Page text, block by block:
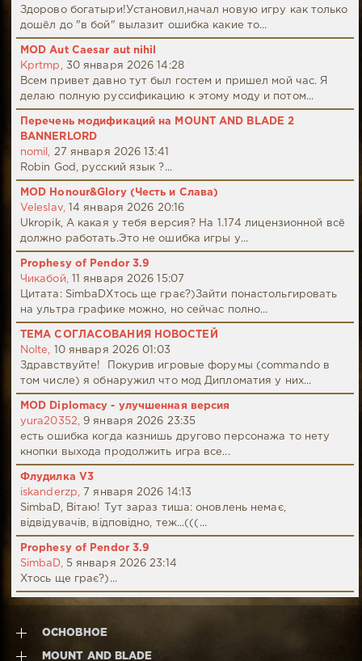
Здорово богатыри!Установил,начал новую игру как только
дошёл до "в бой" вылазит ошибка какие то...
MOD Aut Caesar aut nihil
Kprtmp,
30 января 2026 14:28
Всем привет давно тут был гостем и пришел мой час. Я
делаю полную руссификацию к этому моду и потом...
Перечень модификаций на MOUNT AND BLADE 2
BANNERLORD
nomil,
27 января 2026 13:41
Robin God, русский язык ?...
MOD Honour&Glory (Честь и Слава)
Veleslav,
14 января 2026 20:16
Ukropik, А какая у тебя версия? На 1.174 лицензионной всё
должно работать.Это не ошибка игры у...
Prophesy of Pendor 3.9
Чикабой,
11 января 2026 15:07
Цитата: SimbaDХтось ще грає?)Зайти понастольгировать
на ультра графике можно, но сейчас полно...
ТЕМА СОГЛАСОВАНИЯ НОВОСТЕЙ
Nolte,
10 января 2026 01:03
Здравствуйте! Покурив игровые форумы (commando в
том числе) я обнаружил что мод Дипломатия у них...
MOD Diplomacy - улучшенная версия
yura20352,
9 января 2026 23:35
есть ошибка когда казнишь другово персонажа то нету
кнопки выхода продолжить игра все...
Флудилка V3
iskanderzp,
7 января 2026 14:13
SimbaD, Вітаю! Тут зараз тиша: оновлень немає,
відвідувачів, відповідно, теж...(((...
Prophesy of Pendor 3.9
SimbaD,
5 января 2026 23:14
Хтось ще грає?)...
ОСНОВНОЕ
MOUNT AND BLADE